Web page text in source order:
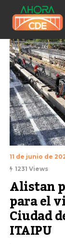
11 de junio de
1231 Views
Alistan
para el
Ciudad
ITAIPU